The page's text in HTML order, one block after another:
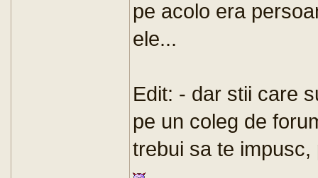
pe acolo era
ele...
Edit: - dar stii care
pe un coleg de
trebui sa te